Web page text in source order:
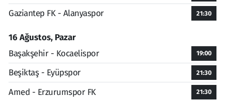
Gaziantep FK - Alanyaspor 21:30
16 Ağustos, Pazar
Başakşehir - Kocaelispor
19:00
Beşiktaş - Eyüpspor 21:30
Amed - Erzurumspor FK 21:30